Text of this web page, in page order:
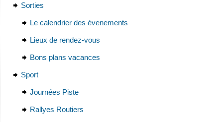
Sorties
Le calendrier des évenements
Lieux de rendez-vous
Bons plans vacances
Sport
Journées Piste
Rallyes Routiers